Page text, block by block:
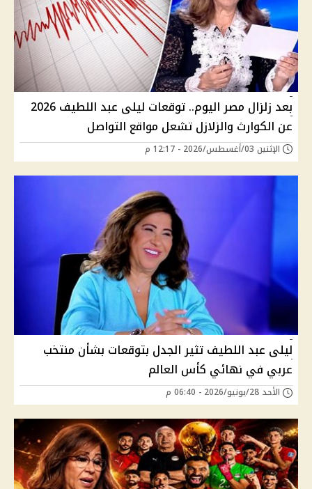
بعد زلزال مصر اليوم.. توقعات ليلى عبد اللطيف 2026
عن الكوارث والزلازل تشعل مواقع التواصل
الإثنين 03/أغسطس/2026 - 12:17 م
ليلى عبد اللطيف تثير الجدل بتوقعات بشأن منتخب
عربي في نهائي كأس العالم
الأحد 28/يونيو/2026 - 06:40 م